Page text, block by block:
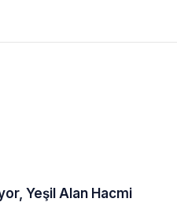
Yeşil Alan Hacmi